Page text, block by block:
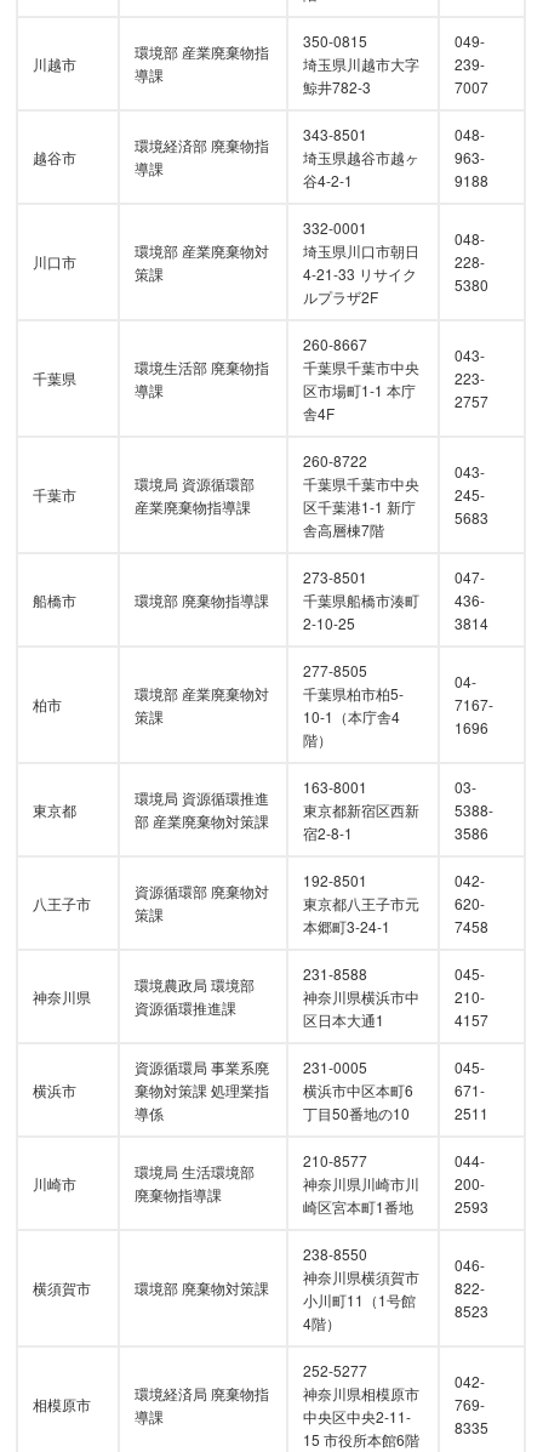
川越市
環境部 産業廃棄物指
導課
350-0815
埼玉県川越市大字
鯨井782-3
049-
239-
7007
越谷市
環境経済部 廃棄物指
導課
343-8501
埼玉県越谷市越ヶ
谷4-2-1
048-
963-
9188
川口市
環境部 産業廃棄物対
策課
332-0001
埼玉県川口市朝日
4-21-33 リサイク
ルプラザ2F
048-
228-
5380
千葉県
環境生活部 廃棄物指
導課
260-8667
千葉県千葉市中央
区市場町1-1 本庁
舎4F
043-
223-
2757
千葉市
環境局 資源循環部
産業廃棄物指導課
260-8722
千葉県千葉市中央
区千葉港1-1 新庁
舎高層棟7階
043-
245-
5683
船橋市 環境部 廃棄物指導課
273-8501
千葉県船橋市湊町
2-10-25
047-
436-
3814
柏市
環境部 産業廃棄物対
策課
277-8505
千葉県柏市柏5-
10-1（本庁舎4
階）
04-
7167-
1696
東京都
環境局 資源循環推進
部 産業廃棄物対策課
163-8001
東京都新宿区西新
宿2-8-1
03-
5388-
3586
八王子市
資源循環部 廃棄物対
策課
192-8501
東京都八王子市元
本郷町3-24-1
042-
620-
7458
神奈川県
環境農政局 環境部
資源循環推進課
231-8588
神奈川県横浜市中
区日本大通1
045-
210-
4157
横浜市
資源循環局 事業系廃
棄物対策課 処理業指
導係
231-0005
横浜市中区本町6
丁目50番地の10
045-
671-
2511
川崎市
環境局 生活環境部
廃棄物指導課
210-8577
神奈川県川崎市川
崎区宮本町1番地
044-
200-
2593
横須賀市 環境部 廃棄物対策課
238-8550
神奈川県横須賀市
小川町11（1号館
4階）
046-
822-
8523
相模原市
環境経済局 廃棄物指
導課
252-5277
神奈川県相模原市
中央区中央2-11-
15 市役所本館6階
042-
769-
8335